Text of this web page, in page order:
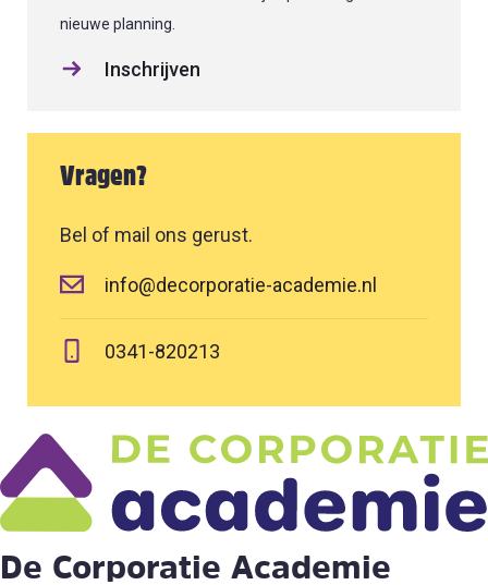
nieuwe planning.
Inschrijven
Vragen?
Bel of mail ons gerust.
info@decorporatie-academie.nl
0341-820213
De Corporatie Academie